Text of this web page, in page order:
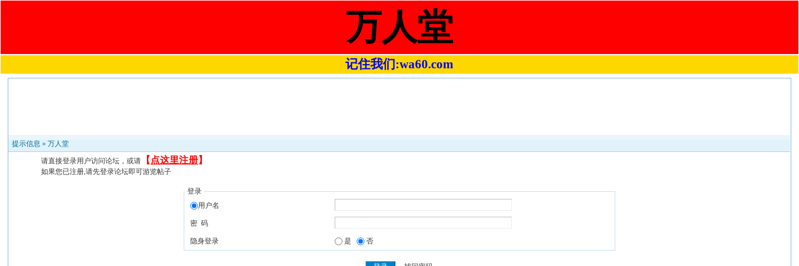
万人堂
记住我们:wa60.com
提示信息 »万人堂
请直接登录用户访问论坛，或请 【 点这里注册】
如果您已注册,请先登录论坛即可游览帖子
登录
用户名
密 码
隐身登录 是 否